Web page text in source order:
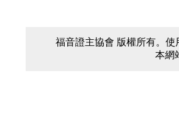
福音證主協會 版權所有。使
本網站